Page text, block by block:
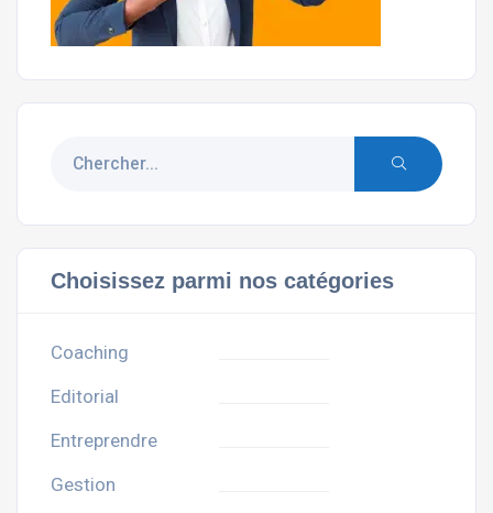
Choisissez parmi nos catégories
Coaching
Editorial
Entreprendre
Gestion